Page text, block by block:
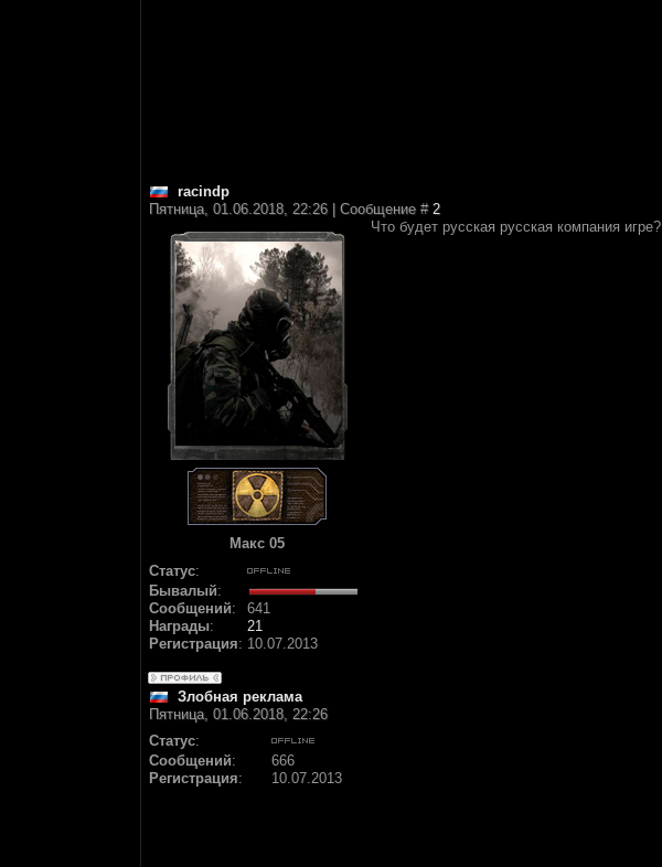
racindp
Пятница, 01.06.2018, 22:26 | Сообщение # 2
Макс 05
Статус:
Бывалый:
Сообщений:
641
Награды:
21
Регистрация: 10.07.2013
Что будет русская русская компания игре?
Злобная реклама
Пятница, 01.06.2018, 22:26
Статус:
Сообщений:
666
Регистрация: 10.07.2013